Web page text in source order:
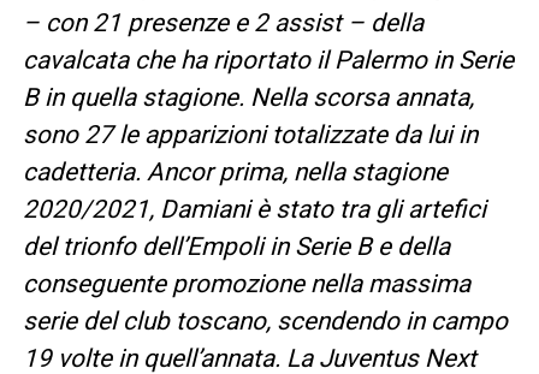
– con 21 presenze e 2 assist – della
cavalcata che ha riportato il Palermo in Serie
B in quella stagione. Nella scorsa annata,
sono 27 le apparizioni totalizzate da lui in
cadetteria. Ancor prima, nella stagione
2020/2021, Damiani è stato tra gli artefici
del trionfo dell’Empoli in Serie B e della
conseguente promozione nella massima
serie del club toscano, scendendo in campo
19 volte in quell’annata. La Juventus Next